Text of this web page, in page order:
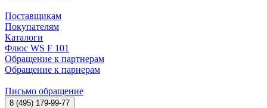
Поставщикам
Покупателям
Каталоги
Флюс WS F 101
Обращение к партнерам
Обращение к парнерам
Письмо обращение
8 (495) 179-99-77